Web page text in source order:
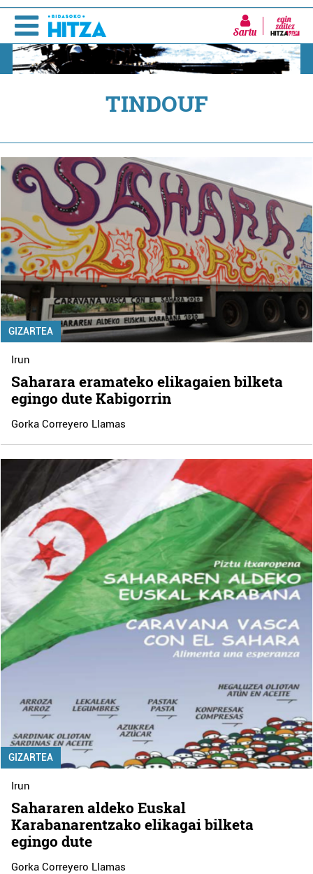
Sartu
TINDOUF
GIZARTEA
Irun
Saharara eramateko elikagaien bilketa
egingo dute Kabigorrin
Gorka Correyero Llamas
GIZARTEA
Irun
Sahararen aldeko Euskal
Karabanarentzako elikagai bilketa
egingo dute
Gorka Correyero Llamas